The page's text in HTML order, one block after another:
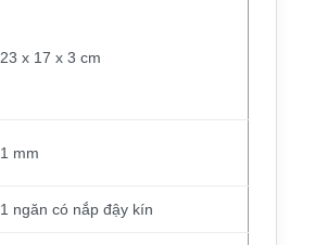
23 x 17 x 3 cm
1 mm
1 ngăn có nắp đậy kín